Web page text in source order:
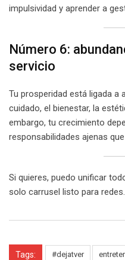
impulsividad y aprender a
Número 6:
servicio
Tu prosperidad está ligada a
cuidado, el bienestar, la
embargo, tu crecimiento
responsabilidades ajenas
Si quieres, puedo unificar
solo carrusel listo para redes.
Tags: #dejatver